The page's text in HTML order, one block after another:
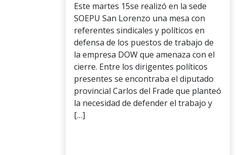
Este martes 15se realizó en la sede
SOEPU San Lorenzo una mesa con
referentes sindicales y políticos en
defensa de los puestos de trabajo de
la empresa DOW que amenaza con el
cierre. Entre los dirigentes políticos
presentes se encontraba el diputado
provincial Carlos del Frade que planteó
la necesidad de defender el trabajo y
[…]